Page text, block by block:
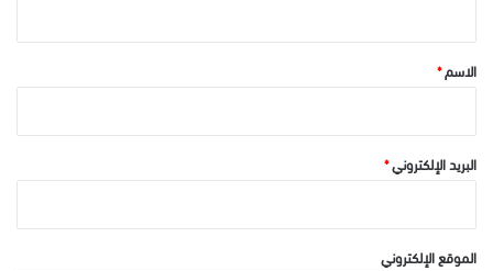
*الاسم*
البريد الإلكتروني*
الموقع الإلكتروني